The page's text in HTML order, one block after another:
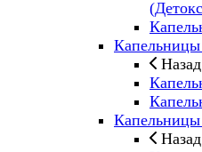
Назад
Капельницы
Назад